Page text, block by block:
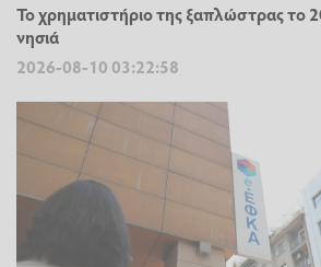
Το χρηματιστήριο της ξαπλώστρας το
νησιά
2026-08-10 03:22:58